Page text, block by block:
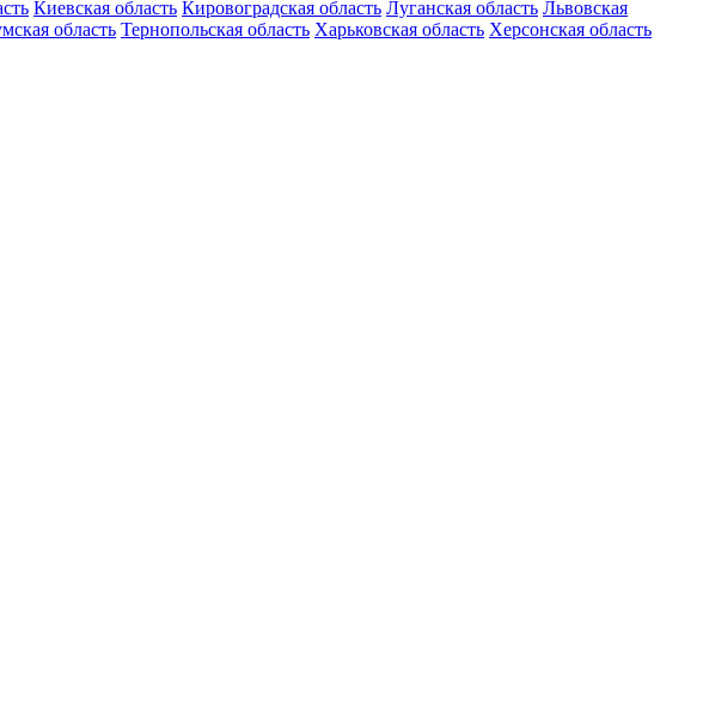
Киевская область Кировоградская область Луганская область Львовская
область Тернопольская область Харьковская область Херсонская область